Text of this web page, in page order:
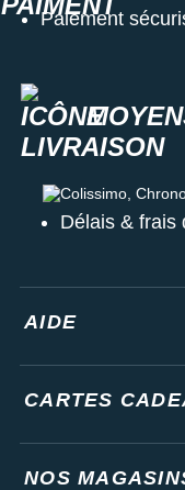
Paiement
Colissimo,
Délais & frais
AIDE
CARTES
NOS